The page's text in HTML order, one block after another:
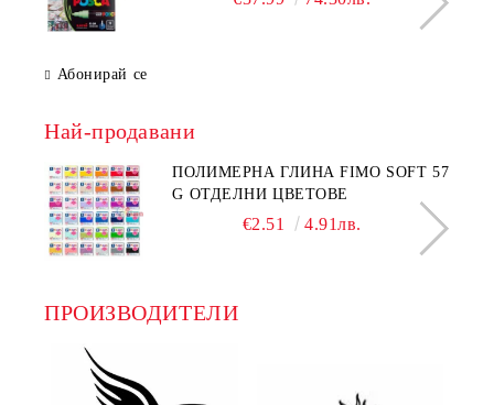
Абонирай се
Най-продавани
ПОЛИМЕРНА ГЛИНА FIMO SOFT 57
G ОТДЕЛНИ ЦВЕТОВЕ
€2.51 4.91лв.
ПРОИЗВОДИТЕЛИ